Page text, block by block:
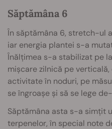
Săptămâna 6
În săptămâna 6, stretch-ul
iar energia plantei s-a
Înălțimea s-a stabilizat pe
mișcare zilnică pe
activitate în noduri, pe
se îngroașe și să se lege
Săptămâna asta s-a simțit
terpenelor, în special note